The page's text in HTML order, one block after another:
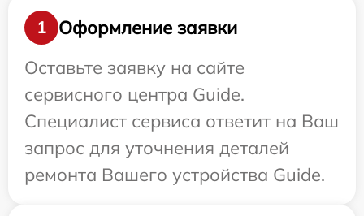
1
Оформление заявки
Оставьте заявку на сайте
сервисного центра Guide.
Специалист сервиса ответит на Ваш
запрос для уточнения деталей
ремонта Вашего устройства Guide.